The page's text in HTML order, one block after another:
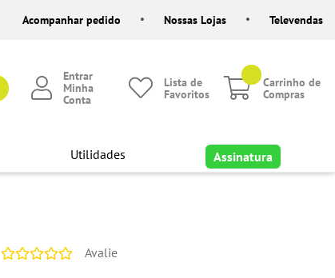
Acompanhar pedido Nossas Lojas Televendas
Entrar
Minha
Conta
Lista de
Favoritos
Carrinho de
Compras
Utilidades Assinatura
Avalie